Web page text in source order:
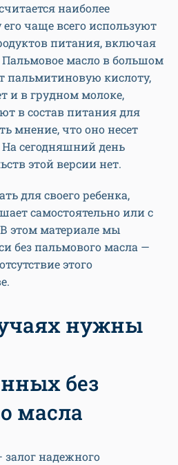
наиболее
чаще всего используют
питания, включая
Пальмовое масло в большом
пальмитиновую кислоту,
и в грудном молоке,
в состав питания для
мнение, что оно несет
сегодняшний день
этой версии нет.
для своего ребенка,
самостоятельно или с
этом материале мы
без пальмового масла —
этого
нужны
без
масла
надежного